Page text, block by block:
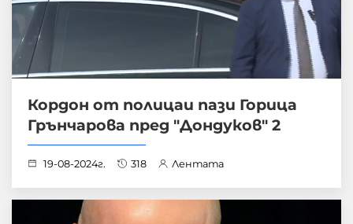
Кордон от полицаи пази Горица
Грънчарова пред "Дондуков" 2
19-08-2024г. 318 Лентата